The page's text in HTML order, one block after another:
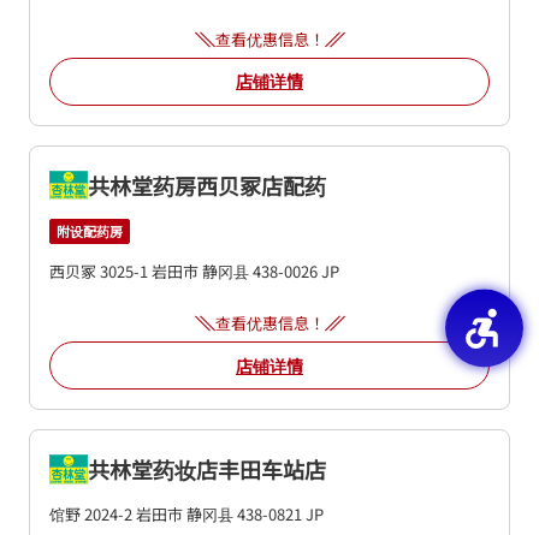
查看优惠信息！
店铺详情
共林堂药房西贝冢店配药
附设配药房
西贝冢 3025-1岩田市静冈县438-0026JP
查看优惠信息！
店铺详情
共林堂药妆店丰田车站店
馆野 2024-2岩田市静冈县438-0821JP